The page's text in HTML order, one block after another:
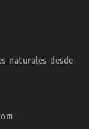
naturales desde